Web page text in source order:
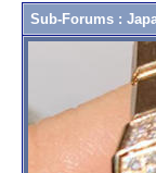
Sub-Forums: